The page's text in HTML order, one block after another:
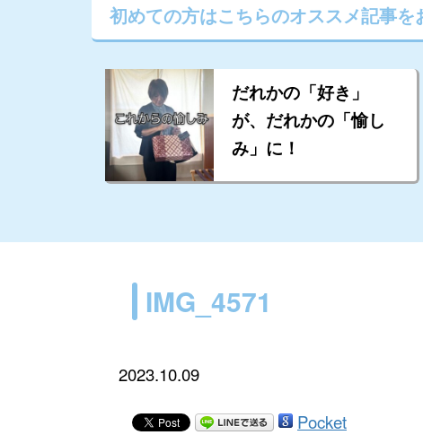
初めての方はこちらのオススメ記事を
だれかの「好き」
が、だれかの「愉し
み」に！
IMG_4571
2023.10.09
Pocket